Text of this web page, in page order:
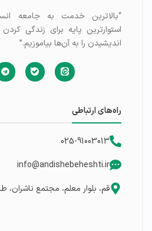
“بالاترین خدمت به جامعه
استوارترین پایه برای زندگی
اندیشیدن را به آن‌ها بیاموزیم.”
راه‌های ارتباطی
025-91003013
info@andishebeheshti.ir
قم، بلوار معلم، مجتمع ناشران،